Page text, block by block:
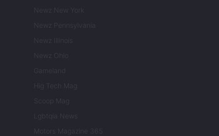
Newz New York
Newz Pennsylvania
Newz Illinois
Newz Ohio
Gameland
Hig Tech Mag
Scoop Mag
Lgbtqia News
Motors Magazine 365